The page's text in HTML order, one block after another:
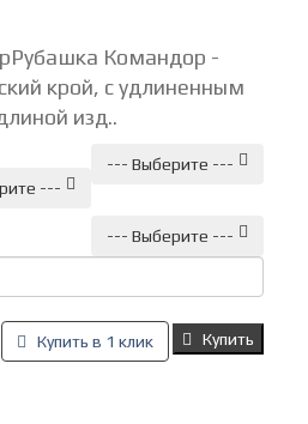
Командор -
крой, с удлиненным
изд..
--- Выберите ---
---
--- Выберите ---
Купить в 1 клик Купить